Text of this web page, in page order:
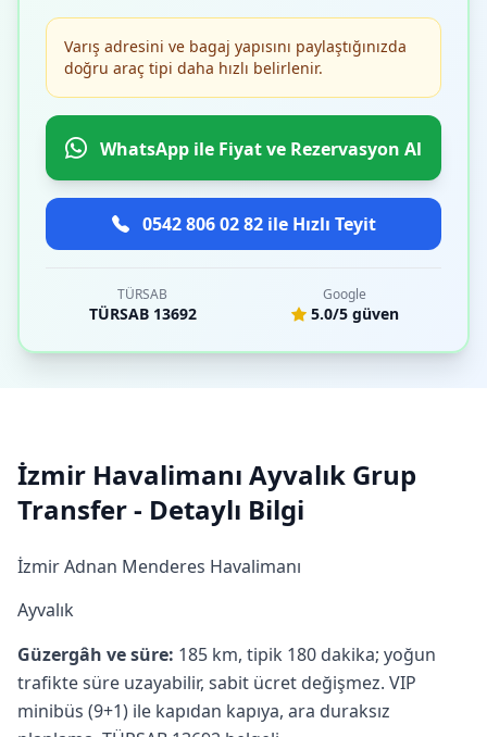
Varış adresini ve bagaj yapısını paylaştığınızda
doğru araç tipi daha hızlı belirlenir.
WhatsApp ile Fiyat ve Rezervasyon Al
0542 806 02 82 ile Hızlı Teyit
TÜRSAB
TÜRSAB 13692
Google
5.0/5 güven
İzmir Havalimanı Ayvalık Grup
Transfer - Detaylı Bilgi
İzmir Adnan Menderes Havalimanı
Ayvalık
Güzergâh ve süre: 185 km, tipik 180 dakika; yoğun
trafikte süre uzayabilir, sabit ücret değişmez. VIP
minibüs (9+1) ile kapıdan kapıya, ara duraksız